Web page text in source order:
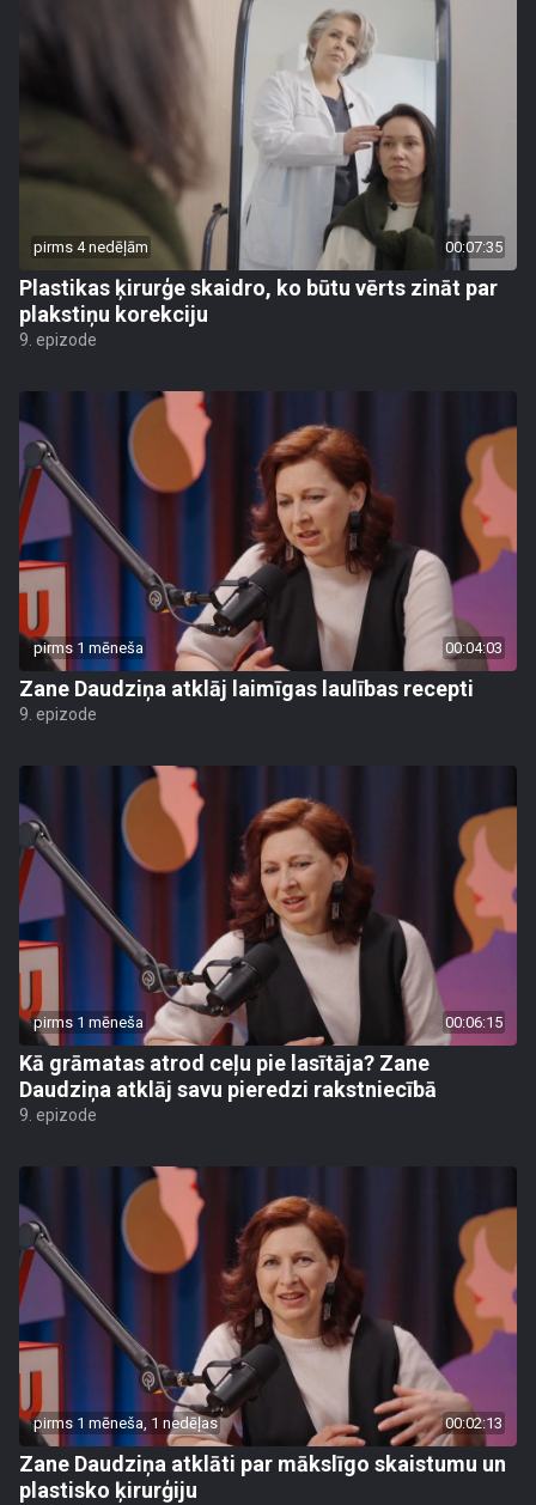
pirms 4 nedēļām 00:07:35
Plastikas ķirurģe skaidro, ko būtu vērts zināt par
plakstiņu korekciju
9. epizode
pirms 1 mēneša 00:04:03
Zane Daudziņa atklāj laimīgas laulības recepti
9. epizode
pirms 1 mēneša 00:06:15
Kā grāmatas atrod ceļu pie lasītāja? Zane
Daudziņa atklāj savu pieredzi rakstniecībā
9. epizode
pirms 1 mēneša, 1 nedēļas 00:02:13
Zane Daudziņa atklāti par mākslīgo skaistumu un
plastisko ķirurģiju